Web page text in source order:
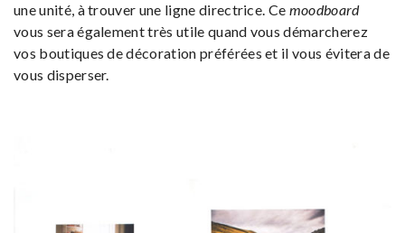
une unité, à trouver une ligne directrice. Ce moodboard
vous sera également très utile quand vous démarcherez
vos boutiques de décoration préférées et il vous évitera de
vous disperser.